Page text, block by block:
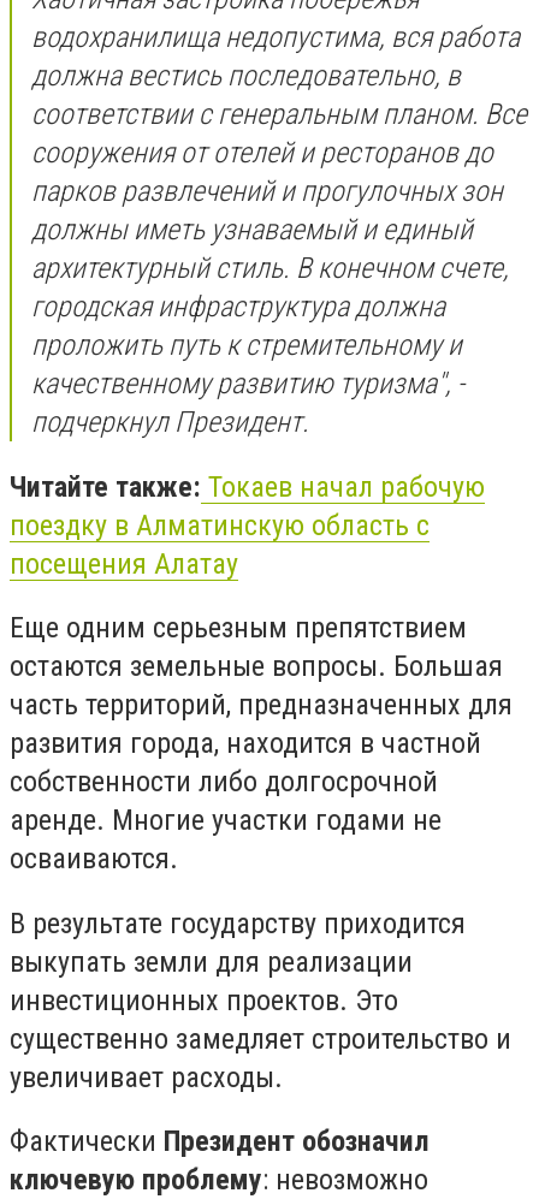
водохранилища недопустима, вся работа
должна вестись последовательно, в
соответствии с генеральным планом. Все
сооружения от отелей и ресторанов до
парков развлечений и прогулочных зон
должны иметь узнаваемый и единый
архитектурный стиль. В конечном счете,
городская инфраструктура должна
проложить путь к стремительному и
качественному развитию туризма", -
подчеркнул Президент.
Читайте также: Токаев начал рабочую
поездку в Алматинскую область с
посещения Алатау
Еще одним серьезным препятствием
остаются земельные вопросы. Большая
часть территорий, предназначенных для
развития города, находится в частной
собственности либо долгосрочной
аренде. Многие участки годами не
осваиваются.
В результате государству приходится
выкупать земли для реализации
инвестиционных проектов. Это
существенно замедляет строительство и
увеличивает расходы.
Фактически Президент обозначил
ключевую проблему: невозможно